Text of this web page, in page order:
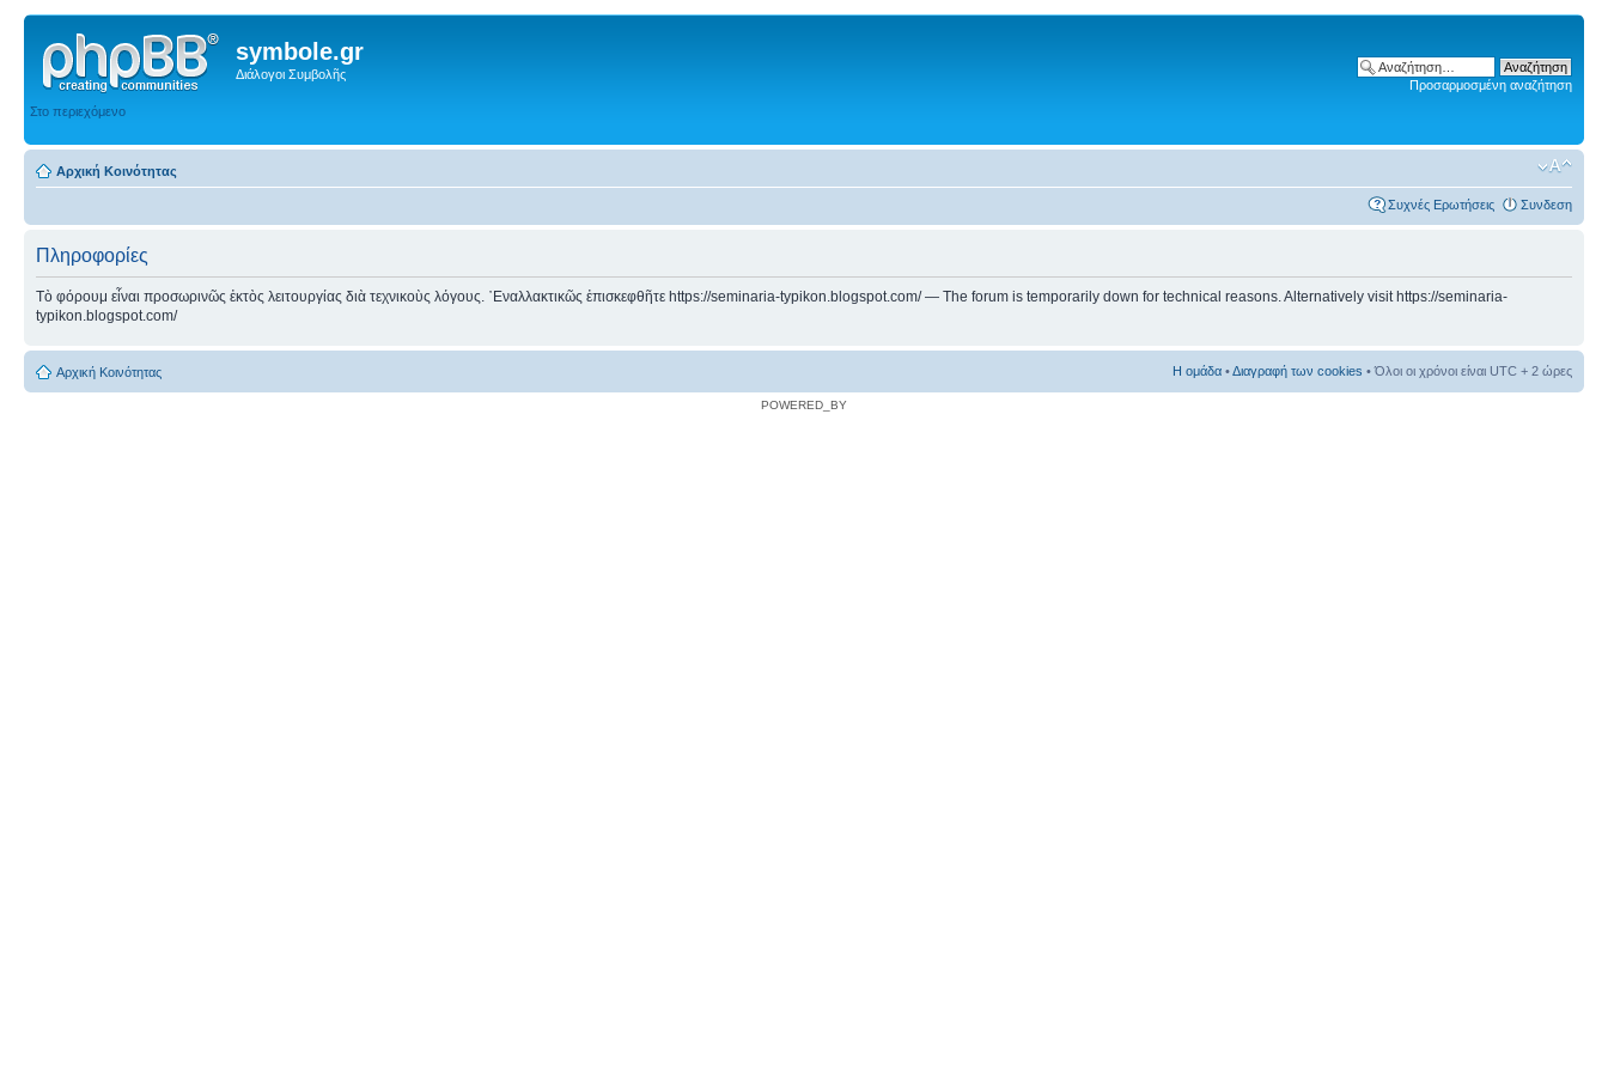
symbole.gr
Διάλογοι Συμβολῆς
Στο περιεχόμενο
Προσαρμοσμένη αναζήτηση
Αρχική Κοινότητας
Συχνές Ερωτήσεις Συνδεση
Πληροφορίες
Τὸ φόρουμ εἶναι προσωρινῶς ἐκτὸς λειτουργίας διὰ τεχνικοὺς λόγους. ᾿Εναλλακτικῶς ἐπισκεφθῆτε https://seminaria-typikon.blogspot.com/ — The forum is temporarily down for technical reasons. Alternatively visit https://seminaria-
typikon.blogspot.com/
Αρχική Κοινότητας Η ομάδα •Διαγραφή των cookies • Όλοι οι χρόνοι είναι UTC + 2 ώρες
POWERED_BY